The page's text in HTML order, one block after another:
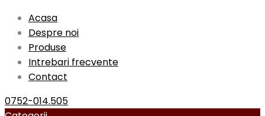
Acasa
Despre noi
Produse
Intrebari frecvente
Contact
0752-014.505